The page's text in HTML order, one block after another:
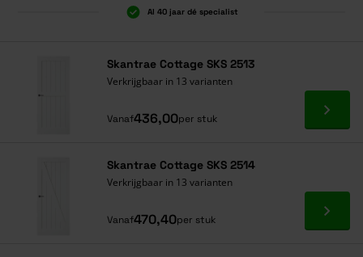
Al 40 jaar dé specialist
Skantrae Cottage SKS 2513
Verkrijgbaar in 13 varianten
Vanaf436,00per stuk Ga
Skantrae Cottage SKS 2514
Verkrijgbaar in 13 varianten
Vanaf470,40per stuk Ga